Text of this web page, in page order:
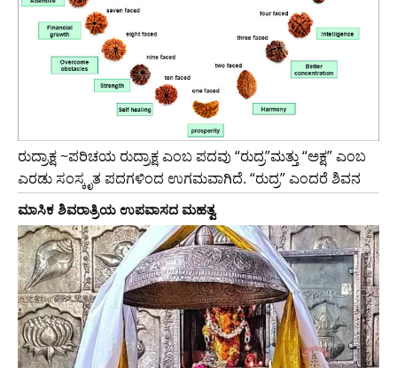
ರುದ್ರಾಕ್ಷ ~ಪರಿಚಯ ರುದ್ರಾಕ್ಷ ಎಂಬ ಪದವು “ರುದ್ರ”ಮತ್ತು “ಅಕ್ಷ” ಎಂಬ
ಎರಡು ಸಂಸ್ಕೃತ ಪದಗಳಿಂದ ಉಗಮವಾಗಿದೆ. “ರುದ್ರ” ಎಂದರೆ ಶಿವನ
ಮಾಸಿಕ ಶಿವರಾತ್ರಿಯ ಉಪವಾಸದ ಮಹತ್ವ